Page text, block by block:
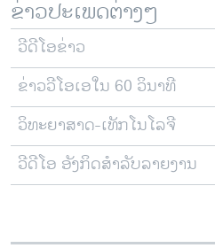
ລາຍການກະຈາຍສຽງ
ຕິດຕາມພວກເຮົາ ທີ່
ພາສາຕ່າງໆ
ຂ່າວປະເພດຕ່າງໆ
ວີດີໂອຂ່າວ
ຂ່າວວີໂອເອໃນ 60 ວິນາທີ
ວິທະຍາສາດ-ເທັກໂນໂລຈີ
ວີດີໂອ ອັງກິດສຳລັບລາຍງານ